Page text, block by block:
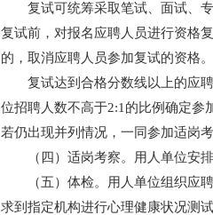
复试可统筹采取笔试、面试、专
复试前，对报名应聘人员进行资格
的，取消应聘人员参加复试的资格。
复试达到合格分数线以上的应聘
位招聘人数不高于2:1的比例确定参
若仍出现并列情况，一同参加适岗
（四）适岗考察。用人单位安排
（五）体检。用人单位组织应聘
求到指定机构进行心理健康状况测